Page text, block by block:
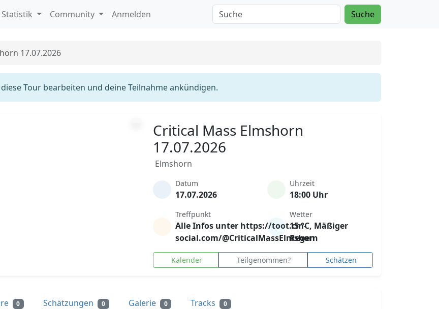
Statistik Community Anmelden Suche
17.07.2026
Tour bearbeiten und deine Teilnahme ankündigen.
Critical Mass Elmshorn
17.07.2026
Elmshorn
Datum
17.07.2026
Uhrzeit
18:00 Uhr
Treffpunkt
Alle Infos unter https://toot.cm-
social.com/@CriticalMassElmshorn
Wetter
15 °C, Mäßiger
Regen
Kalender Teilgenommen? Schätzen
0 Schätzungen 0 Galerie 0 Tracks 0